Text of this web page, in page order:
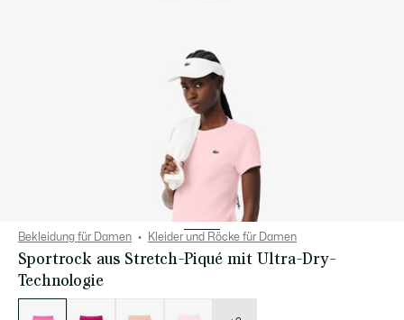
Bekleidung für Damen Kleider und Röcke für Damen
Sportrock aus Stretch-Piqué mit Ultra-Dry-
Technologie